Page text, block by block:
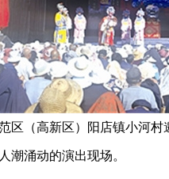
（高新区）阳店镇小河村
潮涌动的演出现场。